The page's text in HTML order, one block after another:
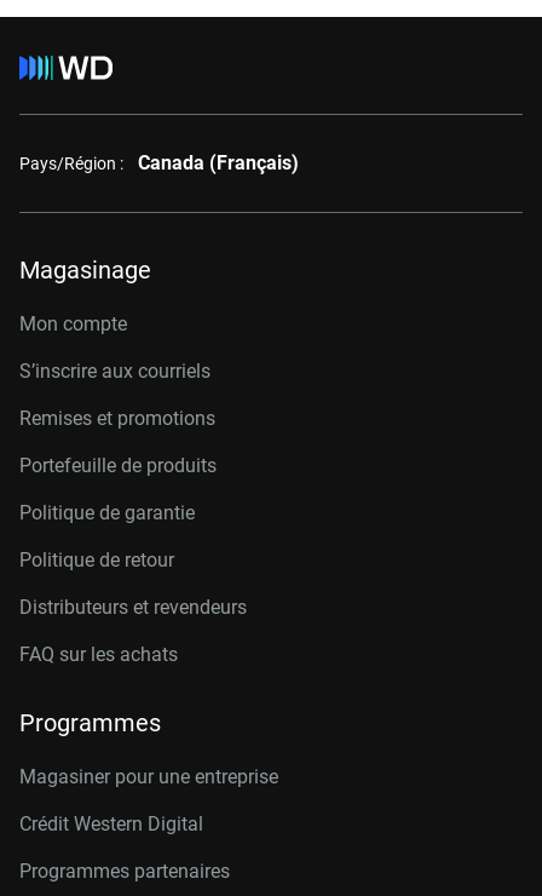
Pays/Région : Canada (Français)
Magasinage
Mon compte
S’inscrire aux courriels
Remises et promotions
Portefeuille de produits
Politique de garantie
Politique de retour
Distributeurs et revendeurs
FAQ sur les achats
Programmes
Magasiner pour une entreprise
Crédit Western Digital
Programmes partenaires